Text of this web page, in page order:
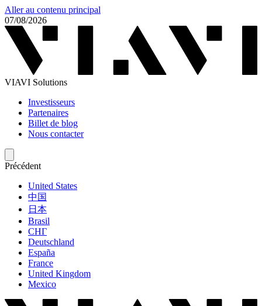
Aller au contenu principal
07/08/2026
VIAVI Solutions
Investisseurs
Partenaires
Billet de blog
Nous contacter
Précédent
United States
中国
日本
Brasil
СНГ
Deutschland
España
France
United Kingdom
Mexico